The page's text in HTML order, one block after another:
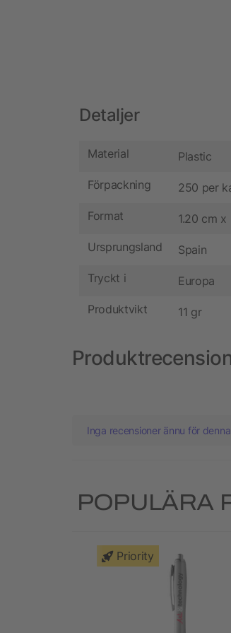
Detaljer
Material Plastic
Förpackning 250 per
Format 1.20 cm x
Ursprungsland Spain
Tryckt i Europa
Produktvikt 11 gr
Inga recensioner ännu för
POPULÄRA
Priority